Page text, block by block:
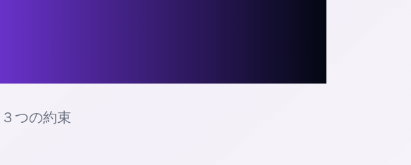
つの約束